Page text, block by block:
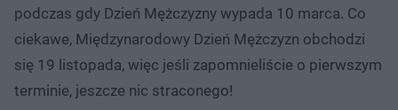
podczas gdy Dzień Mężczyzny wypada 10 marca. Co
ciekawe, Międzynarodowy Dzień Mężczyzn obchodzi
się 19 listopada, więc jeśli zapomnieliście o pierwszym
terminie, jeszcze nic straconego!